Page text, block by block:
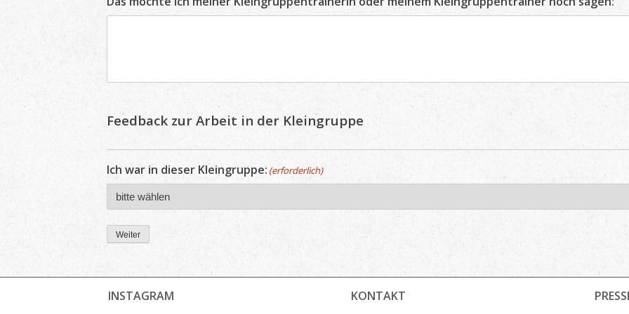
Feedback zur Arbeit in der Kleingruppe
Ich war in dieser Kleingruppe: (erforderlich)
Weiter
INSTAGRAM
KONTAKT